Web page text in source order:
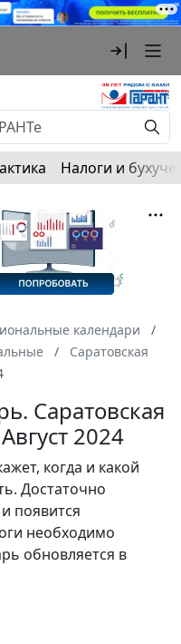
Налоги и
календари
Саратовская
Саратовская
2024
когда и какой
Достаточно
появится
необходимо
обновляется в